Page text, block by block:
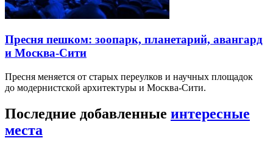
Пресня пешком: зоопарк, планетарий, авангард
и Москва-Сити
Пресня меняется от старых переулков и научных площадок
до модернистской архитектуры и Москва-Сити.
Последние добавленные интересные
места